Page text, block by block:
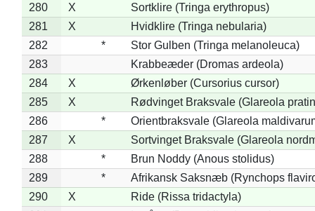
280
X
Sortklire (Tringa erythropus)
281
X
Hvidklire (Tringa nebularia)
282
*
Stor Gulben (Tringa melanoleuca)
283
Krabbeæder (Dromas ardeola)
284
X
Ørkenløber (Cursorius cursor)
285
X
Rødvinget Braksvale (Glareola
286
*
Orientbraksvale (Glareola
287
X
Sortvinget Braksvale (Glareola
288
*
Brun Noddy (Anous stolidus)
289
*
Afrikansk Saksnæb (Rynchops
290
X
Ride (Rissa tridactyla)